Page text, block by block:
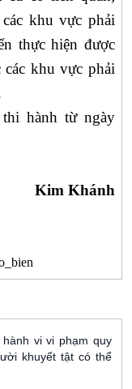
khu vực phải
thực hiện được
khu vực phải
hành từ ngày
Kim Khánh
vi vi phạm quy
khuyết tật có thể